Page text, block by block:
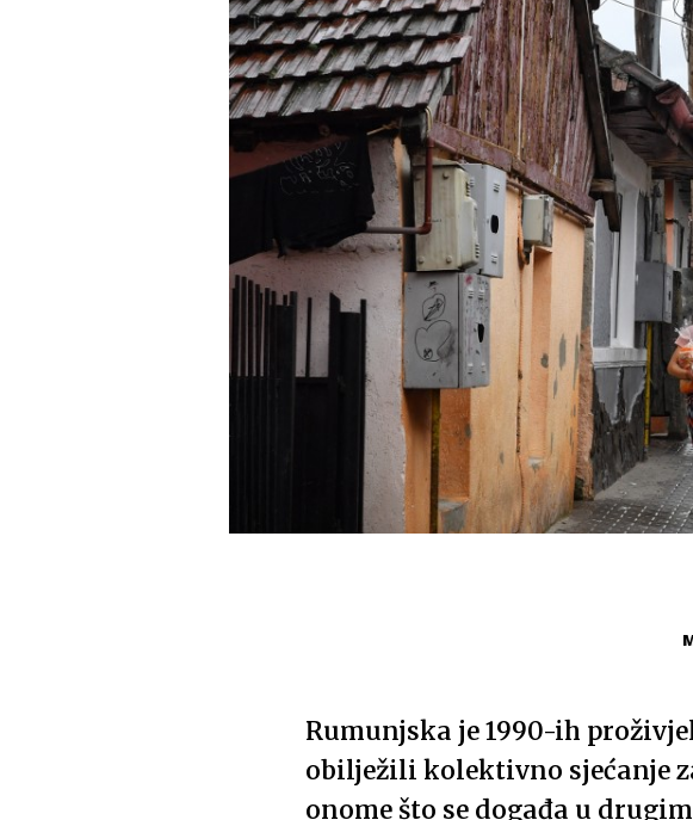
Rumunjska je 1990-ih
obilježili kolektivno sjećanje
onome što se događa u